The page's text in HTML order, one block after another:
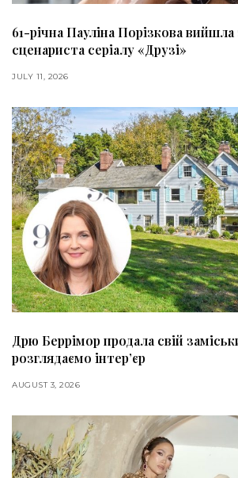
61-річна Пауліна Порізкова
сценариста серіалу «Друзі»
JULY 11, 2026
Дрю Беррімор продала свій
розглядаємо інтер’єр
AUGUST 3, 2026